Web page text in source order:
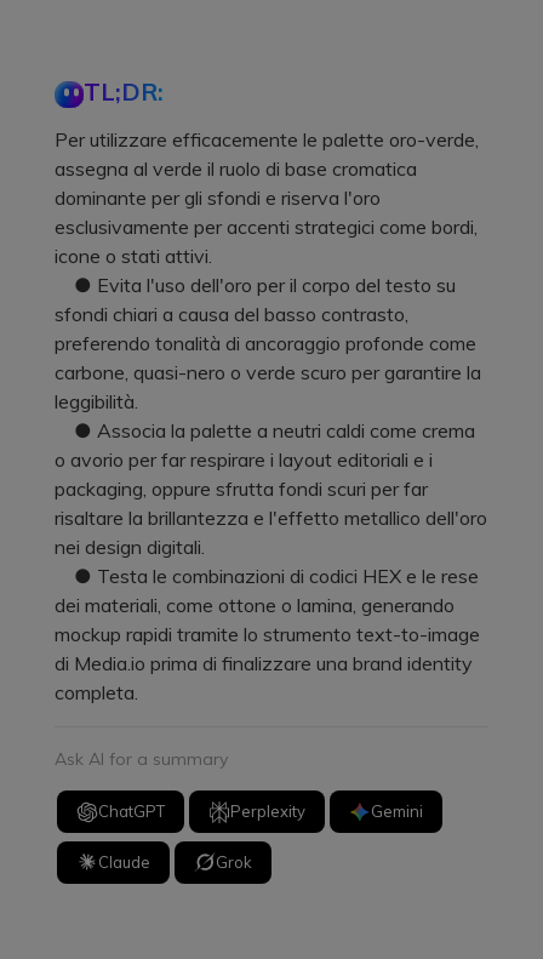
TL;DR:
Per utilizzare efficacemente le palette oro-verde,
assegna al verde il ruolo di base cromatica
dominante per gli sfondi e riserva l'oro
esclusivamente per accenti strategici come bordi,
icone o stati attivi.
● Evita l'uso dell'oro per il corpo del testo su
sfondi chiari a causa del basso contrasto,
preferendo tonalità di ancoraggio profonde come
carbone, quasi-nero o verde scuro per garantire la
leggibilità.
● Associa la palette a neutri caldi come crema
o avorio per far respirare i layout editoriali e i
packaging, oppure sfrutta fondi scuri per far
risaltare la brillantezza e l'effetto metallico dell'oro
nei design digitali.
● Testa le combinazioni di codici HEX e le rese
dei materiali, come ottone o lamina, generando
mockup rapidi tramite lo strumento text-to-image
di Media.io prima di finalizzare una brand identity
completa.
Ask AI for a summary
ChatGPT Perplexity Gemini
Claude Grok